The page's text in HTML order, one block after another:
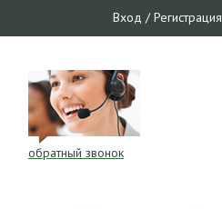
Вход /Регистрация
обратный звонок